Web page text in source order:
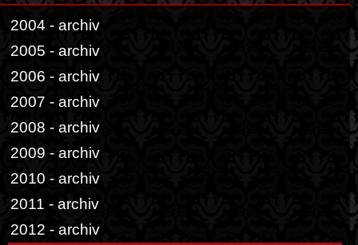
2004 - archiv
2005 - archiv
2006 - archiv
2007 - archiv
2008 - archiv
2009 - archiv
2010 - archiv
2011 - archiv
2012 - archiv